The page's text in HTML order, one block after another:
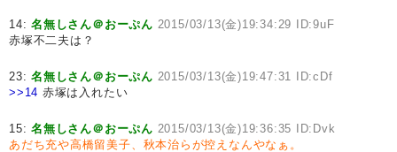
14:名無しさん＠おーぷん 2015/03/13(金)19:34:29 ID:9uF
赤塚不二夫は？
23:名無しさん＠おーぷん 2015/03/13(金)19:47:31 ID:cDf
>>14 赤塚は入れたい
15:名無しさん＠おーぷん 2015/03/13(金)19:36:35 ID:Dvk
あだち充や高橋留美子、秋本治らが控えなんやなぁ。